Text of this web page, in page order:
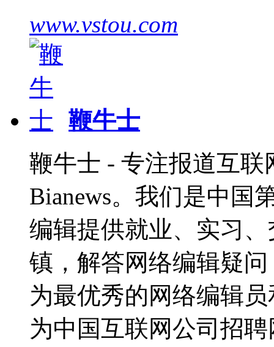
www.vstou.com
鞭牛士
鞭牛士 - 专注报道互联
Bianews。我们是中国
编辑提供就业、实习
镇，解答网络编辑疑
为最优秀的网络编辑
为中国互联网公司招